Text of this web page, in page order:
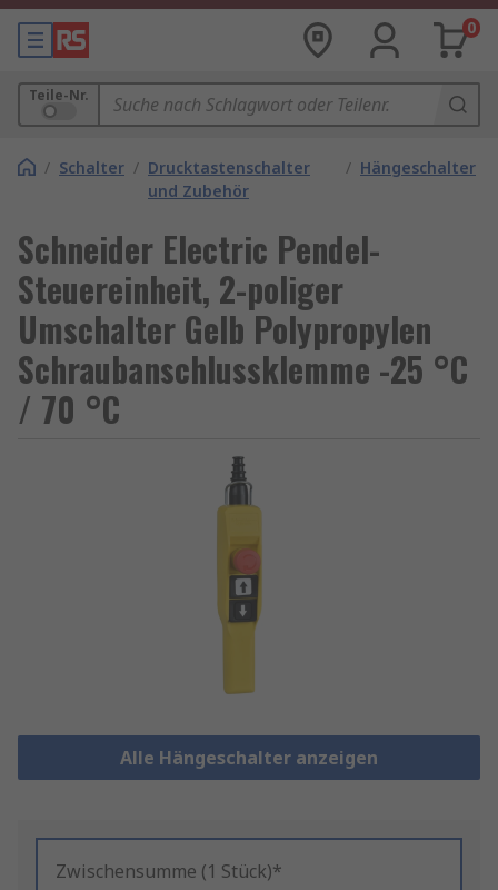
0
Teile-Nr.
/ Schalter / Drucktastenschalter
und Zubehör
/ Hängeschalter
Schneider Electric Pendel-
Steuereinheit, 2-poliger
Umschalter Gelb Polypropylen
Schraubanschlussklemme -25 °C
/ 70 °C
Alle Hängeschalter anzeigen
Zwischensumme (1 Stück)*